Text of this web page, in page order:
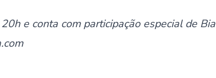
e conta com participação especial de Bia